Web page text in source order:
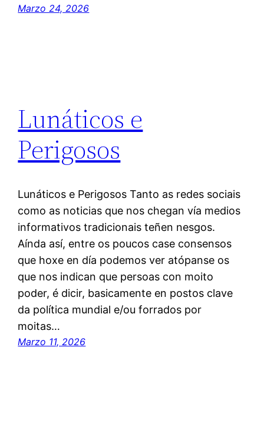
Marzo 24, 2026
Lunáticos e
Perigosos
Lunáticos e Perigosos Tanto as redes sociais
como as noticias que nos chegan vía medios
informativos tradicionais teñen nesgos.
Aínda así, entre os poucos case consensos
que hoxe en día podemos ver atópanse os
que nos indican que persoas con moito
poder, é dicir, basicamente en postos clave
da política mundial e/ou forrados por
moitas…
Marzo 11, 2026